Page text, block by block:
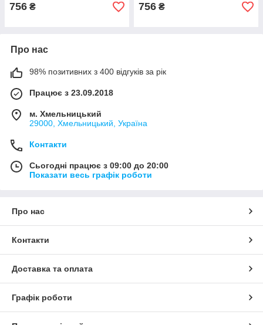
756 ₴ 756 ₴
Про нас
98% позитивних з 400 відгуків за рік
Працює з 23.09.2018
м. Хмельницький
29000, Хмельницький, Україна
Контакти
Сьогодні працює з 09:00 до 20:00
Показати весь графік роботи
Про нас
Контакти
Доставка та оплата
Графік роботи